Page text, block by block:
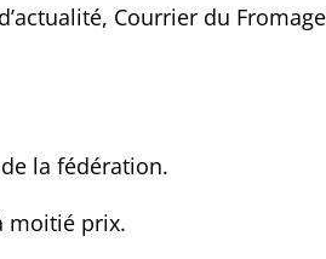
Courrier du
la fédération.
moitié prix.